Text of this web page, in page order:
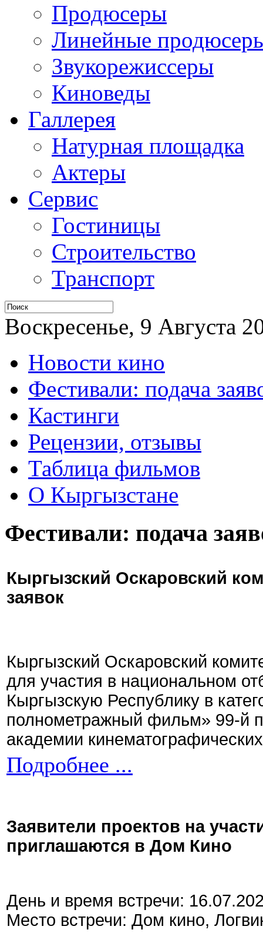
Продюсеры
Линейные
Звукорежиссеры
Киноведы
Галлерея
Натурная площадка
Актеры
Сервис
Гостиницы
Строительство
Транспорт
Воскресенье, 9 Августа
Новости кино
Фестивали: подача
Кастинги
Рецензии, отзывы
Таблица фильмов
О Кыргызстане
Фестивали: подача
Кыргызский Оскаровский
заявок
Кыргызский Оскаровский
для участия в национальном
Кыргызскую Республику в
полнометражный фильм» 99-й
академии
Подробнее ...
Заявители проектов на
приглашаются в Дом Кино
День и время встречи:
Место встречи: Дом кино,